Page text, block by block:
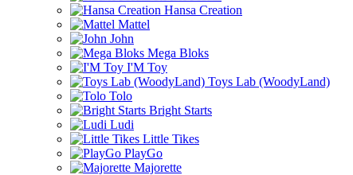
Hansa Creation
Mattel
John
Mega Bloks
I'M Toy
Toys Lab (WoodyLand)
Tolo
Bright Starts
Ludi
Little Tikes
PlayGo
Majorette